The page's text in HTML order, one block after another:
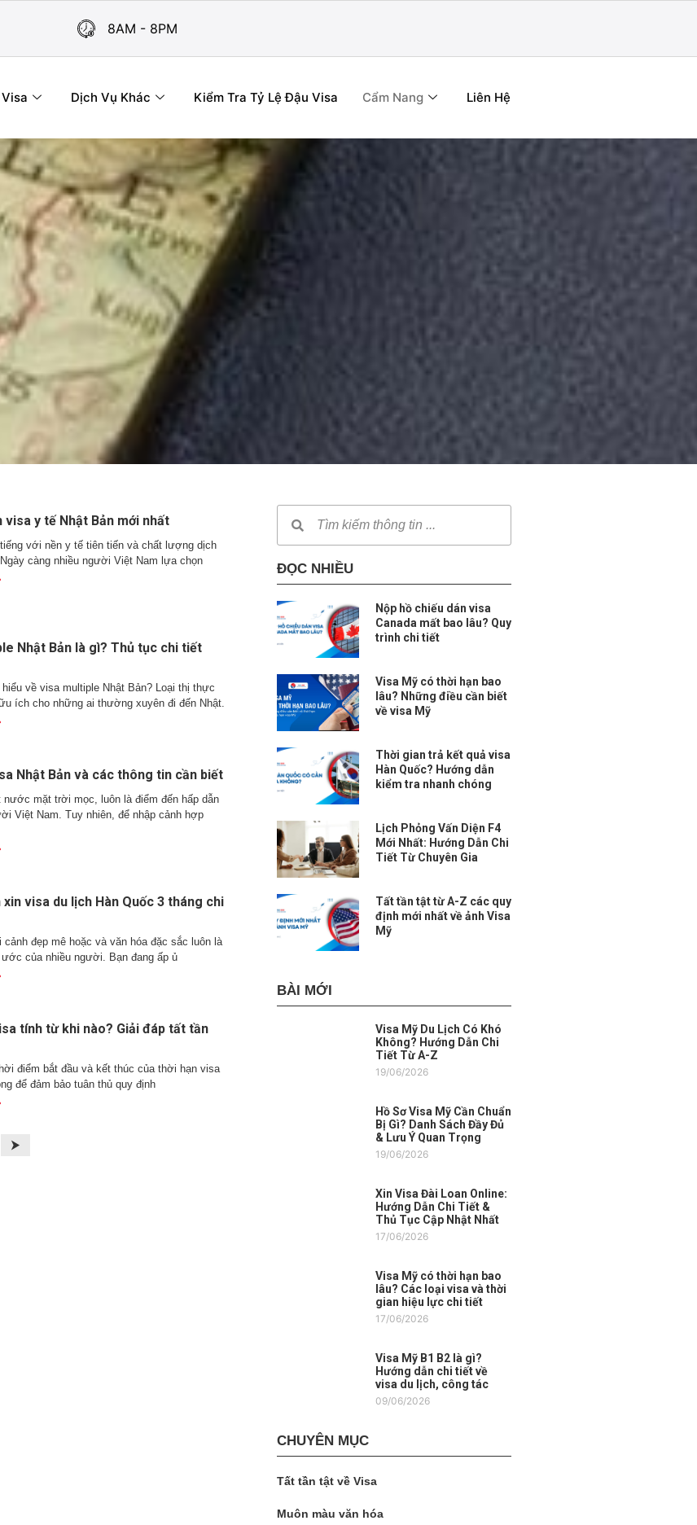
8AM - 8PM
Dịch Vụ Khác Kiểm Tra Tỷ Lệ Đậu Visa Cẩm Nang Liên Hệ
visa y tế Nhật Bản mới nhất
với nền y tế tiên tiến và chất lượng dịch
càng nhiều người Việt Nam lựa chọn
Nhật Bản là gì? Thủ tục chi tiết
hiểu về visa multiple Nhật Bản? Loại thị thực
ích cho những ai thường xuyên đi đến Nhật.
Nhật Bản và các thông tin cần biết
nước mặt trời mọc, luôn là điểm đến hấp dẫn
Việt Nam. Tuy nhiên, để nhập cảnh hợp
xin visa du lịch Hàn Quốc 3 tháng chi
cảnh đẹp mê hoặc và văn hóa đặc sắc luôn là
của nhiều người. Bạn đang ấp ủ
tính từ khi nào? Giải đáp tất tần
điểm bắt đầu và kết thúc của thời hạn visa
để đảm bảo tuân thủ quy định
⮞
ĐỌC NHIỀU
Nộp hồ chiếu dán visa
Canada mất bao lâu? Quy
trình chi tiết
Visa Mỹ có thời hạn bao
lâu? Những điều cần biết
về visa Mỹ
Thời gian trả kết quả visa
Hàn Quốc? Hướng dẫn
kiểm tra nhanh chóng
Lịch Phỏng Vấn Diện F4
Mới Nhất: Hướng Dẫn Chi
Tiết Từ Chuyên Gia
Tất tần tật từ A-Z các quy
định mới nhất về ảnh Visa
Mỹ
BÀI MỚI
Visa Mỹ Du Lịch Có Khó
Không? Hướng Dẫn Chi
Tiết Từ A-Z
19/06/2026
Hồ Sơ Visa Mỹ Cần Chuẩn
Bị Gì? Danh Sách Đầy Đủ
& Lưu Ý Quan Trọng
19/06/2026
Xin Visa Đài Loan Online:
Hướng Dẫn Chi Tiết &
Thủ Tục Cập Nhật Nhất
17/06/2026
Visa Mỹ có thời hạn bao
lâu? Các loại visa và thời
gian hiệu lực chi tiết
17/06/2026
Visa Mỹ B1 B2 là gì?
Hướng dẫn chi tiết về
visa du lịch, công tác
09/06/2026
CHUYÊN MỤC
Tất tần tật về Visa
Muôn màu văn hóa